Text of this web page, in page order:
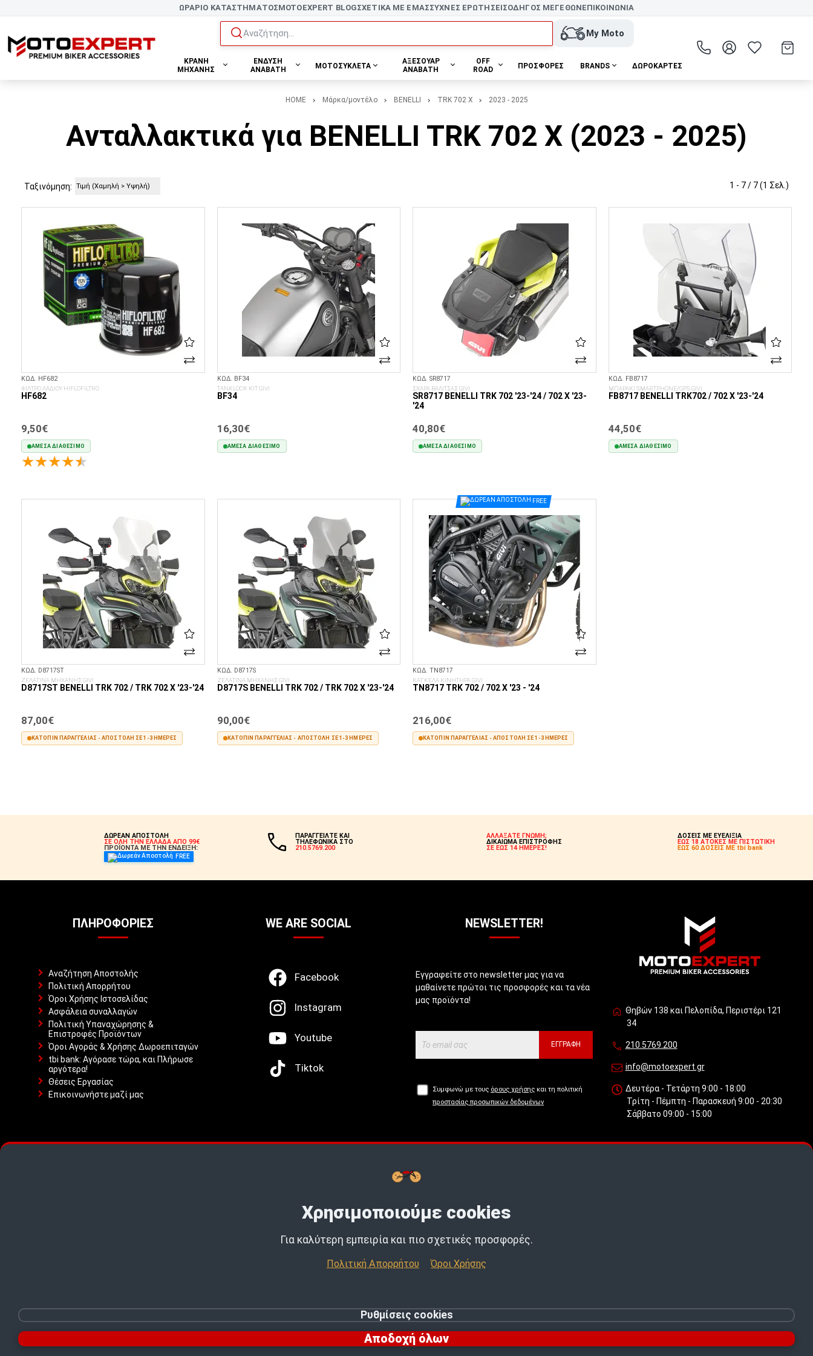
ΩΡΑΡΙΟ ΚΑΤΑΣΤΗΜΑΤΟΣMOTOEXPERT BLOGΣΧΕΤΙΚΑ ΜΕ ΕΜΑΣΣΥΧΝΕΣ ΕΡΩΤΗΣΕΙΣΟΔΗΓΟΣ ΜΕΓΕΘΩΝΕΠΙΚΟΙΝΩΝΙΑ
Αναζήτηση... My Moto
ΚΡΑΝΗ
ΜΗΧΑΝΗΣ
ΕΝΔΥΣΗ
ΑΝΑΒΑΤΗ
ΜΟΤΟΣΥΚΛΕΤΑ
ΑΞΕΣΟΥΑΡ
ΑΝΑΒΑΤΗ
OFF
ROAD
ΠΡΟΣΦΟΡΕΣ BRANDS ΔΩΡΟΚΆΡΤΕΣ
TOP PICKS · TOP PICKS · TOP PICKS ·
HOME Μάρκα/μοντέλο BENELLI TRK 702 X 2023 - 2025
Ανταλλακτικά για BENELLI TRK 702 X (2023 - 2025)
Ταξινόμηση: 1 - 7 / 7 (1 Σελ.)
ΚΩΔ. HF682
ΦΙΛΤΡΟ ΛΑΔΙΟΥ HIFLOFILTRO
HF682
9,50€
ΆΜΕΣΑ ΔΙΑΘΈΣΙΜΟ
ΚΩΔ. BF34
TANKLOCK KIT GIVI
BF34
16,30€
ΆΜΕΣΑ ΔΙΑΘΈΣΙΜΟ
ΚΩΔ. SR8717
ΣΧΑΡΑ ΒΑΛΙΤΣΑΣ GIVI
SR8717 BENELLI TRK 702 '23-'24 / 702 X '23-
'24
40,80€
ΆΜΕΣΑ ΔΙΑΘΈΣΙΜΟ
ΚΩΔ. FB8717
ΜΠΑΡΑΚΙ SMARTPHONE/GPS GIVI
FB8717 BENELLI TRK702 / 702 X '23-'24
44,50€
ΆΜΕΣΑ ΔΙΑΘΈΣΙΜΟ
ΚΩΔ. D8717ST
ΖΕΛΑΤΙΝΑ ΜΗΧΑΝΗΣ GIVI
D8717ST BENELLI TRK 702 / TRK 702 X '23-'24
87,00€
ΚΑΤΌΠΙΝ ΠΑΡΑΓΓΕΛΊΑΣ - ΑΠΟΣΤΟΛΉ ΣΕ 1-3 ΗΜΈΡΕΣ
ΚΩΔ. D8717S
ΖΕΛΑΤΙΝΑ ΜΗΧΑΝΗΣ GIVI
D8717S BENELLI TRK 702 / TRK 702 X '23-'24
90,00€
ΚΑΤΌΠΙΝ ΠΑΡΑΓΓΕΛΊΑΣ - ΑΠΟΣΤΟΛΉ ΣΕ 1-3 ΗΜΈΡΕΣ
FREE
ΚΩΔ. TN8717
ΚΑΓΚΕΛΑ ΚΙΝΗΤΗΡΑ GIVI
TN8717 TRK 702 / 702 X '23 - '24
216,00€
ΚΑΤΌΠΙΝ ΠΑΡΑΓΓΕΛΊΑΣ - ΑΠΟΣΤΟΛΉ ΣΕ 1-3 ΗΜΈΡΕΣ
ΔΩΡΕΑΝ ΑΠΟΣΤΟΛΗ
ΣΕ ΟΛΗ ΤΗΝ ΕΛΛΑΔΑ ΑΠΟ 99€
ΠΡΟΪΟΝΤΑ ΜΕ ΤΗΝ ΕΝΔΕΙΞΗ:
FREE
ΠΑΡΑΓΓΕΙΛΤΕ ΚΑΙ
ΤΗΛΕΦΩΝΙΚΑ ΣΤΟ
210.5769.200
ΑΛΛΑΞΑΤΕ ΓΝΩΜΗ;
ΔΙΚΑΙΩΜΑ ΕΠΙΣΤΡΟΦΗΣ
ΣΕ ΕΩΣ 14 ΗΜΕΡΕΣ!
ΔΟΣΕΙΣ ΜΕ ΕΥΕΛΙΞΙΑ
ΕΩΣ 18 ΑΤΟΚΕΣ ΜΕ ΠΙΣΤΩΤΙΚΗ
ΕΩΣ 60 ΔΟΣΕΙΣ ΜΕ tbi bank
ΠΛΗΡΟΦΟΡΊΕΣ
Αναζήτηση Αποστολής
Πολιτική Απορρήτου
Όροι Χρήσης Ιστοσελίδας
Ασφάλεια συναλλαγών
Πολιτική Υπαναχώρησης &
Επιστροφές Προϊόντων
Όροι Αγοράς & Χρήσης Δωροεπιταγών
tbi bank: Αγόρασε τώρα, και Πλήρωσε
αργότερα!
Θέσεις Εργασίας
Επικοινωνήστε μαζί μας
WE ARE SOCIAL
Facebook
Instagram
Youtube
Tiktok
NEWSLETTER!
Εγγραφείτε στο newsletter μας για να
μαθαίνετε πρώτοι τις προσφορές και τα νέα
μας προϊόντα!
ΕΓΓΡΑΦΉ
Συμφωνώ με τους όρους χρήσης και τη πολιτική
προστασίας προσωπικών δεδομένων
Θηβών 138 και Πελοπίδα, Περιστέρι 121
34
210.5769.200
info@motoexpert.gr
Δευτέρα - Τετάρτη 9:00 - 18:00
Τρίτη - Πέμπτη - Παρασκευή 9:00 - 20:30
Σάββατο 09:00 - 15:00
Buy now, Pay later με
© 2026 MotoExpert | All rights reserved.
Χρησιμοποιούμε cookies
Για καλύτερη εμπειρία και πιο σχετικές προσφορές.
Πολιτική Απορρήτου Όροι Χρήσης
Ρυθμίσεις cookies
Αποδοχή όλων